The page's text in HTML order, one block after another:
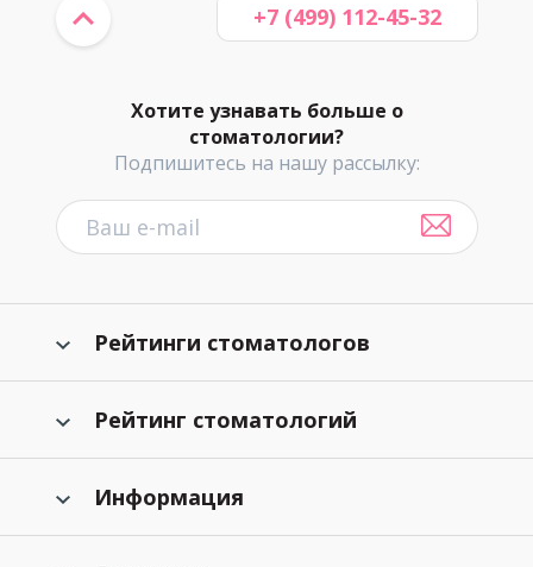
Хотите узнавать больше о
стоматологии?
Подпишитесь на нашу рассылку:
+7 (499) 112-45-32
Рейтинги стоматологов
Рейтинг стоматологий
Информация